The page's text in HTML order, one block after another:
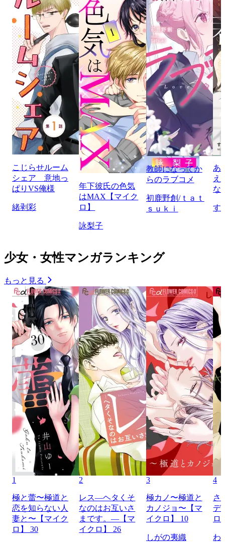
こじらせルーム
シェア 意地っ
ぱりVS俺様
緒剥彩
年下彼氏の色気
はMAX【マイク
ロ】
詠梨子
教師になってか
らのラブコメ
初鹿野創/ｔａｔ
ｓｕｋｉ
あ
え
な
す
少女・女性マンガランキング
もっと見る
1
極と蕾〜極道と
恋を知らない人
妻と〜【マイク
ロ】 30
2
レス―ヘタくそ
なのはお互いさ
まです。―【マ
イクロ】 26
3
極カノ〜極道と
カノジョ〜【マ
イクロ】 10
しがの夷織
4
さ
デ
ロ
わ